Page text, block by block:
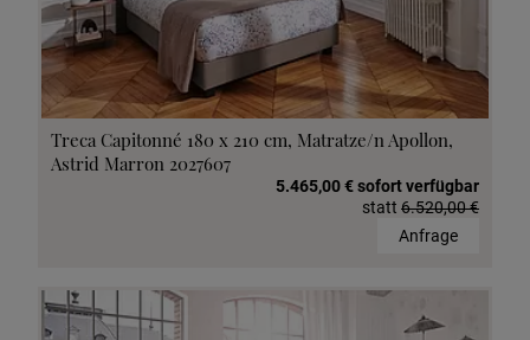
Treca Capitonné 180 x 210 cm, Matratze/n Apollon,
Astrid Marron 2027607
5.465,00 € sofort verfügbar
statt 6.520,00 €
Anfrage